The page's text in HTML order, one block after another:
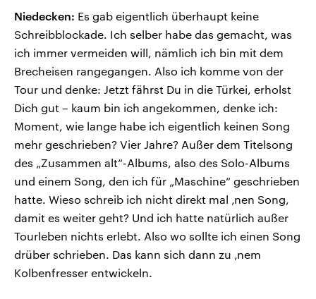
Niedecken: Es gab eigentlich überhaupt keine
Schreibblockade. Ich selber habe das gemacht, was
ich immer vermeiden will, nämlich ich bin mit dem
Brecheisen rangegangen. Also ich komme von der
Tour und denke: Jetzt fährst Du in die Türkei, erholst
Dich gut – kaum bin ich angekommen, denke ich:
Moment, wie lange habe ich eigentlich keinen Song
mehr geschrieben? Vier Jahre? Außer dem Titelsong
des „Zusammen alt“-Albums, also des Solo-Albums
und einem Song, den ich für „Maschine“ geschrieben
hatte. Wieso schreib ich nicht direkt mal ‚nen Song,
damit es weiter geht? Und ich hatte natürlich außer
Tourleben nichts erlebt. Also wo sollte ich einen Song
drüber schrieben. Das kann sich dann zu ‚nem
Kolbenfresser entwickeln.